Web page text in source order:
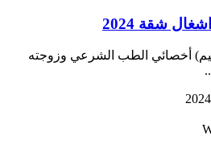
شقة 2024
أخصائي الطب الشرعي وزوجته